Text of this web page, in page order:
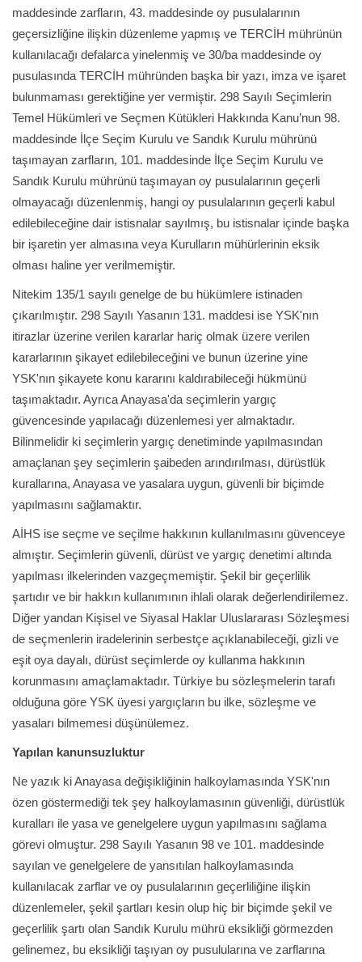
maddesinde zarfların, 43. maddesinde oy pusulalarının
geçersizliğine ilişkin düzenleme yapmış ve TERCİH mührünün
kullanılacağı defalarca yinelenmiş ve 30/ba maddesinde oy
pusulasında TERCİH mühründen başka bir yazı, imza ve işaret
bulunmaması gerektiğine yer vermiştir. 298 Sayılı Seçimlerin
Temel Hükümleri ve Seçmen Kütükleri Hakkında Kanu’nun 98.
maddesinde İlçe Seçim Kurulu ve Sandık Kurulu mührünü
taşımayan zarfların, 101. maddesinde İlçe Seçim Kurulu ve
Sandık Kurulu mührünü taşımayan oy pusulalarının geçerli
olmayacağı düzenlenmiş, hangi oy pusulalarının geçerli kabul
edilebileceğine dair istisnalar sayılmış, bu istisnalar içinde başka
bir işaretin yer almasına veya Kurulların mühürlerinin eksik
olması haline yer verilmemiştir.
Nitekim 135/1 sayılı genelge de bu hükümlere istinaden
çıkarılmıştır. 298 Sayılı Yasanın 131. maddesi ise YSK'nın
itirazlar üzerine verilen kararlar hariç olmak üzere verilen
kararlarının şikayet edilebileceğini ve bunun üzerine yine
YSK'nın şikayete konu kararını kaldırabileceği hükmünü
taşımaktadır. Ayrıca Anayasa'da seçimlerin yargıç
güvencesinde yapılacağı düzenlemesi yer almaktadır.
Bilinmelidir ki seçimlerin yargıç denetiminde yapılmasından
amaçlanan şey seçimlerin şaibeden arındırılması, dürüstlük
kurallarına, Anayasa ve yasalara uygun, güvenli bir biçimde
yapılmasını sağlamaktır.
AİHS ise seçme ve seçilme hakkının kullanılmasını güvenceye
almıştır. Seçimlerin güvenli, dürüst ve yargıç denetimi altında
yapılması ilkelerinden vazgeçmemiştir. Şekil bir geçerlilik
şartıdır ve bir hakkın kullanımının ihlali olarak değerlendirilemez.
Diğer yandan Kişisel ve Siyasal Haklar Uluslararası Sözleşmesi
de seçmenlerin iradelerinin serbestçe açıklanabileceği, gizli ve
eşit oya dayalı, dürüst seçimlerde oy kullanma hakkının
korunmasını amaçlamaktadır. Türkiye bu sözleşmelerin tarafı
olduğuna göre YSK üyesi yargıçların bu ilke, sözleşme ve
yasaları bilmemesi düşünülemez.
Yapılan kanunsuzluktur
Ne yazık ki Anayasa değişikliğinin halkoylamasında YSK'nın
özen göstermediği tek şey halkoylamasının güvenliği, dürüstlük
kuralları ile yasa ve genelgelere uygun yapılmasını sağlama
görevi olmuştur. 298 Sayılı Yasanın 98 ve 101. maddesinde
sayılan ve genelgelere de yansıtılan halkoylamasında
kullanılacak zarflar ve oy pusulalarının geçerliliğine ilişkin
düzenlemeler, şekil şartları kesin olup hiç bir biçimde şekil ve
geçerlilik şartı olan Sandık Kurulu mührü eksikliği görmezden
gelinemez, bu eksikliği taşıyan oy pusulularına ve zarflarına